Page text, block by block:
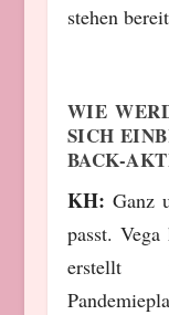
stehen
WIE
SICH
BACK-
KH: Ganz
passt.
erstellt